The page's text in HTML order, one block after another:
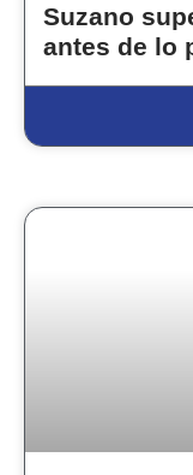
Suzano
antes de lo